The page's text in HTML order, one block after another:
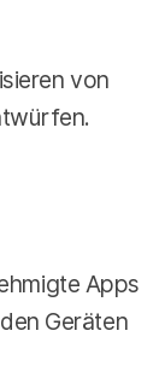
von
Apps
Geräten